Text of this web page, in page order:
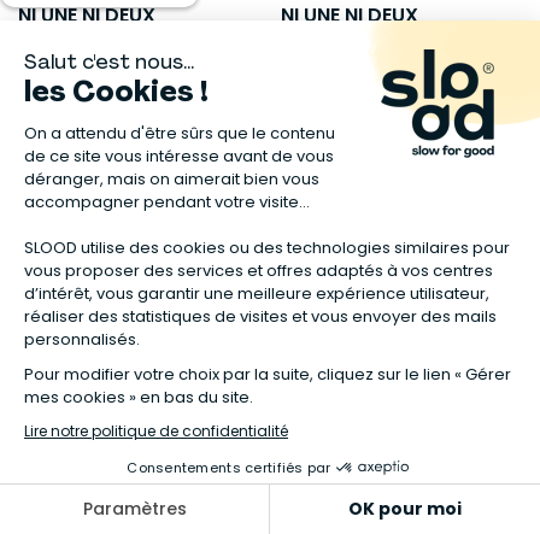
NI UNE NI DEUX
Aventurine
25,00 €
NI UNE NI DEUX
Bracelet protection COMETE
Labradorite
Boucles d'oreilles BULLE en
bois Cassis